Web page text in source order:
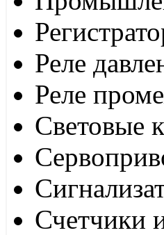
Реле
Реле
Световые
Счетчики